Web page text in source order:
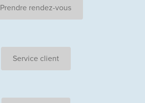
Prendre rendez-vous
Service client